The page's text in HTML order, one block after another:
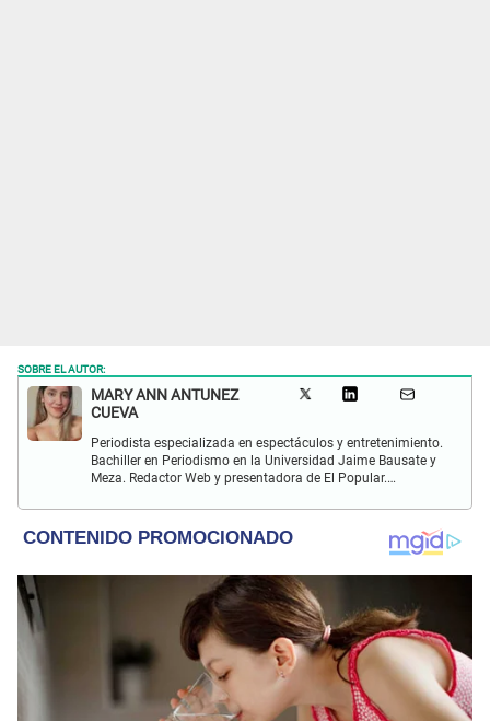
SOBRE EL AUTOR:
MARY ANN ANTUNEZ
CUEVA
Periodista especializada en espectáculos y entretenimiento.
Bachiller en Periodismo en la Universidad Jaime Bausate y
Meza. Redactor Web y presentadora de El Popular.
y espectáculos internacional.